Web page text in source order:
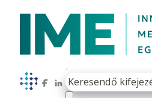
Follow us on Facebook
Follow us on LinkedIn
Keresés